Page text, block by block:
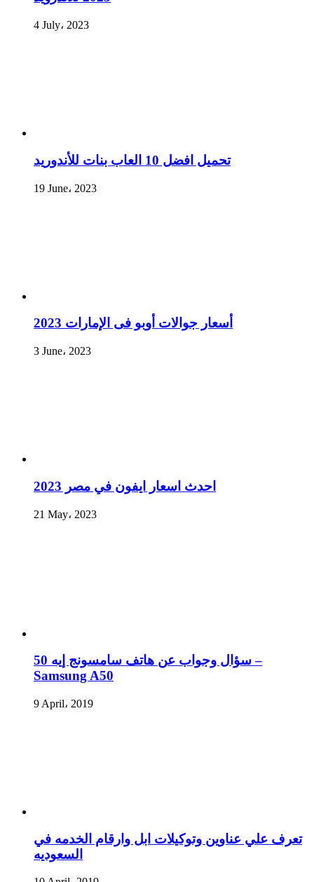
4 July، 2023
تحميل افضل 10 العاب بنات للأندوريد
19 June، 2023
أسعار جوالات أوبو فى الإمارات 2023
3 June، 2023
احدث اسعار ايفون في مصر 2023
21 May، 2023
سؤال وجواب عن هاتف سامسونج إيه 50 –
Samsung A50
9 April، 2019
تعرف علي عناوين وتوكيلات ابل وارقام الخدمه في
السعوديه